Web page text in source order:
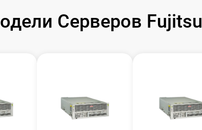
Серверов Fujitsu